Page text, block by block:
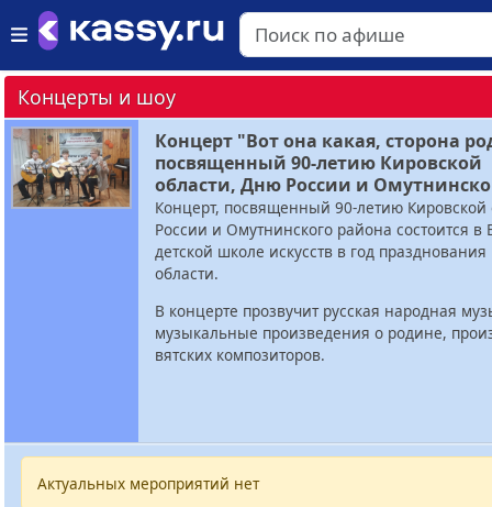
Концерты и шоу
Концерт "Вот она какая, сторона
посвященный 90-летию Кировской
области, Дню России и
Концерт, посвященный 90-летию
России и Омутнинского района состоится в
детской школе искусств в год
области.
В концерте прозвучит русская народная
музыкальные произведения о родине,
вятских композиторов.
Актуальных мероприятий нет